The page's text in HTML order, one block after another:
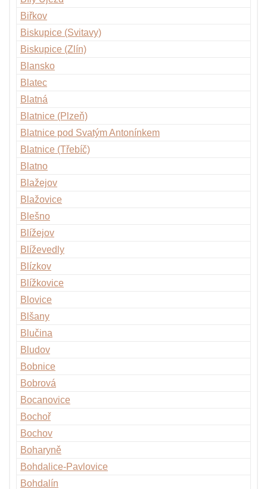
Biřkov
Biskupice (Svitavy)
Biskupice (Zlín)
Blansko
Blatec
Blatná
Blatnice (Plzeň)
Blatnice pod Svatým Antonínkem
Blatnice (Třebíč)
Blatno
Blažejov
Blažovice
Blešno
Blížejov
Blíževedly
Blízkov
Blížkovice
Blovice
Blšany
Blučina
Bludov
Bobnice
Bobrová
Bocanovice
Bochoř
Bochov
Boharyně
Bohdalice-Pavlovice
Bohdalín